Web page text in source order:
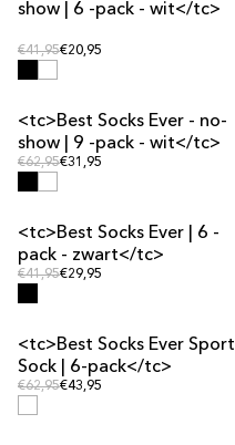
show | 6 -pack - wit</tc>
Vanlig pris
€41,95Vanlig pris
€20,95
MULTIPAKKE-TILBUD
<tc>Best Socks Ever - no-
show | 9 -pack - wit</tc>
Vanlig pris
€62,95Vanlig pris
€31,95
MULTIPAKKE-TILBUD
<tc>Best Socks Ever | 6 -
pack - zwart</tc>
Vanlig pris
€41,95Vanlig pris
€29,95
MULTIPAKKE-TILBUD
<tc>Best Socks Ever Sport
Sock | 6-pack</tc>
Vanlig pris
€62,95Vanlig pris
€43,95